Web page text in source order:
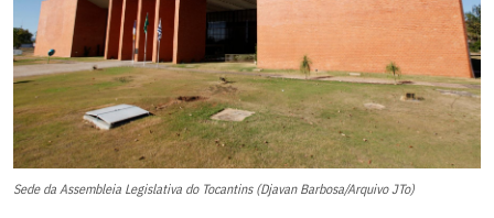
Sede da Assembleia Legislativa do Tocantins (Djavan Barbosa/Arquivo JTo)